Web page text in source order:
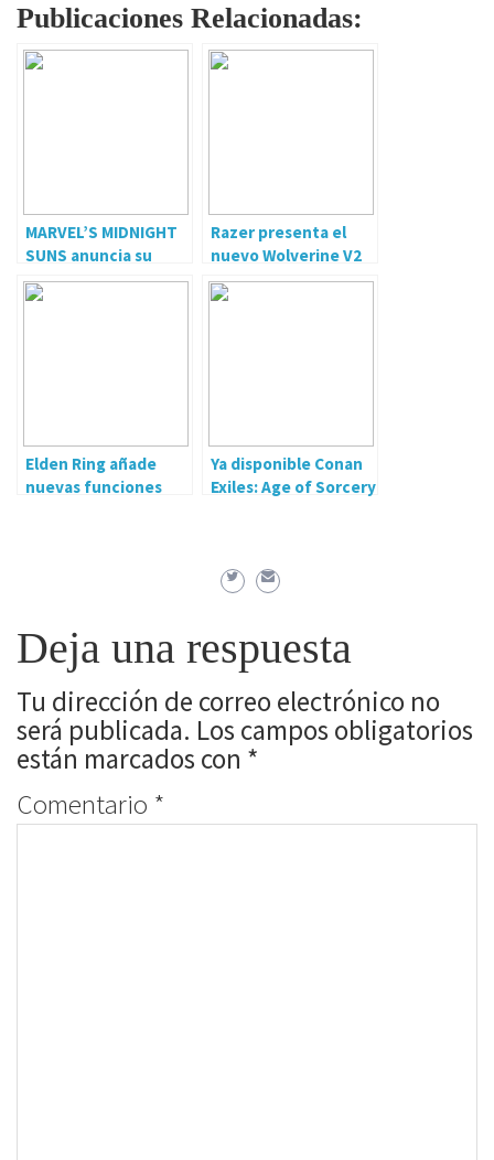
Publicaciones Relacionadas:
MARVEL’S MIDNIGHT
SUNS anuncia su
Season Pass
Razer presenta el
nuevo Wolverine V2
PRO
Elden Ring añade
nuevas funciones
Ya disponible Conan
Exiles: Age of Sorcery
Deja una respuesta
Tu dirección de correo electrónico no
será publicada. Los campos obligatorios
están marcados con *
Comentario *